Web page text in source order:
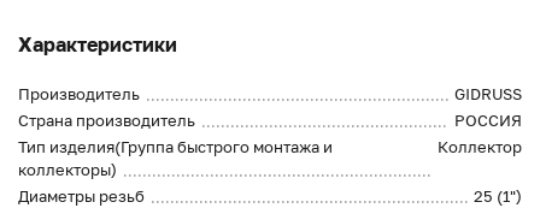
Характеристики
Производитель
GIDRUSS
Страна производитель
РОССИЯ
Тип изделия(Группа быстрого монтажа и
коллекторы)
Коллектор
Диаметры резьб
25 (1")